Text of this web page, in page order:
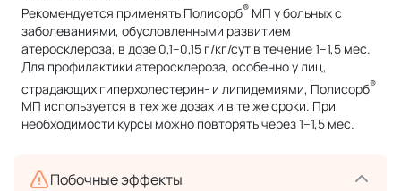
Рекомендуется применять Полисорб® МП у больных с
заболеваниями, обусловленными развитием
атеросклероза, в дозе 0,1–0,15 г/кг/сут в течение 1–1,5 мес.
Для профилактики атеросклероза, особенно у лиц,
страдающих гиперхолестерин- и липидемиями, Полисорб®
МП используется в тех же дозах и в те же сроки. При
необходимости курсы можно повторять через 1–1,5 мес.
Побочные эффекты